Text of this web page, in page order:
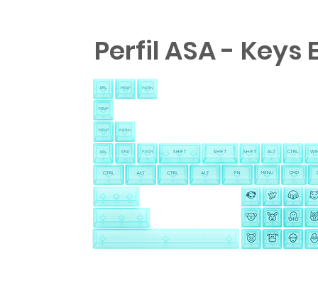
Perfil ASA - Keys